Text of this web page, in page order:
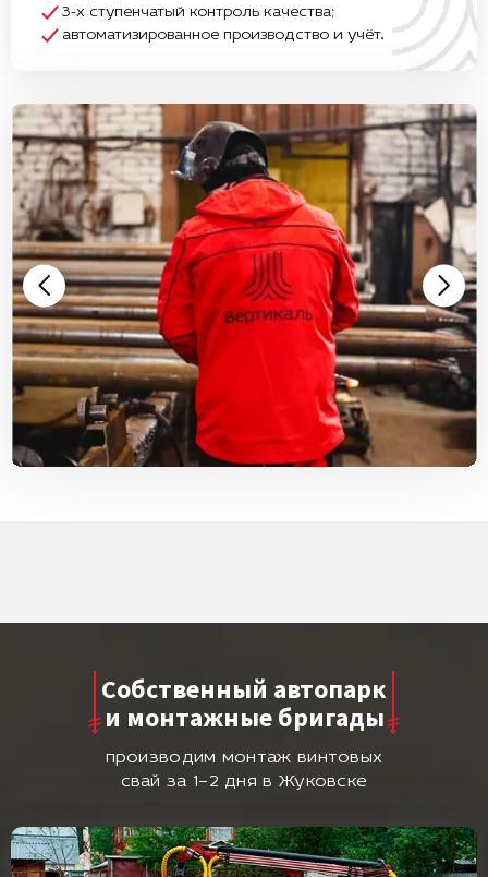
3-х ступенчатый контроль качества;
автоматизированное производство и учёт.
Собственный автопарк
и монтажные бригады
производим монтаж винтовых
свай за 1–2 дня в Жуковске